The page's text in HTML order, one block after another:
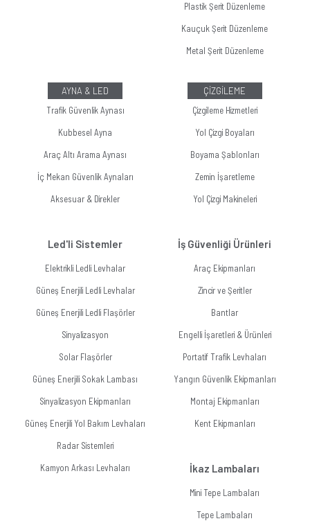
Plastik Şerit Düzenleme
Kauçuk Şerit Düzenleme
Metal Şerit Düzenleme
AYNA & LED
Trafik Güvenlik Aynası
Kubbesel Ayna
Araç Altı Arama Aynası
İç Mekan Güvenlik Aynaları
Aksesuar & Direkler
Led'li Sistemler
Elektrikli Ledli Levhalar
Güneş Enerjili Ledli Levhalar
Güneş Enerjili Ledli Flaşörler
Sinyalizasyon
Solar Flaşörler
Güneş Enerjili Sokak Lambası
Sinyalizasyon Ekipmanları
Güneş Enerjili Yol Bakım Levhaları
Radar Sistemleri
Kamyon Arkası Levhaları
ÇİZGİLEME
Çizgileme Hizmetleri
Yol Çizgi Boyaları
Boyama Şablonları
Zemin İşaretleme
Yol Çizgi Makineleri
İş Güvenliği Ürünleri
Araç Ekipmanları
Zincir ve Şeritler
Bantlar
Engelli İşaretleri & Ürünleri
Portatif Trafik Levhaları
Yangın Güvenlik Ekipmanları
Montaj Ekipmanları
Kent Ekipmanları
İkaz Lambaları
Mini Tepe Lambaları
Tepe Lambaları